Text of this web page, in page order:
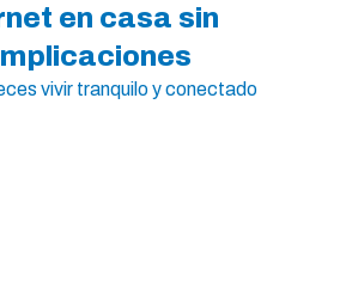
en casa sin
vivir tranquilo y conectado